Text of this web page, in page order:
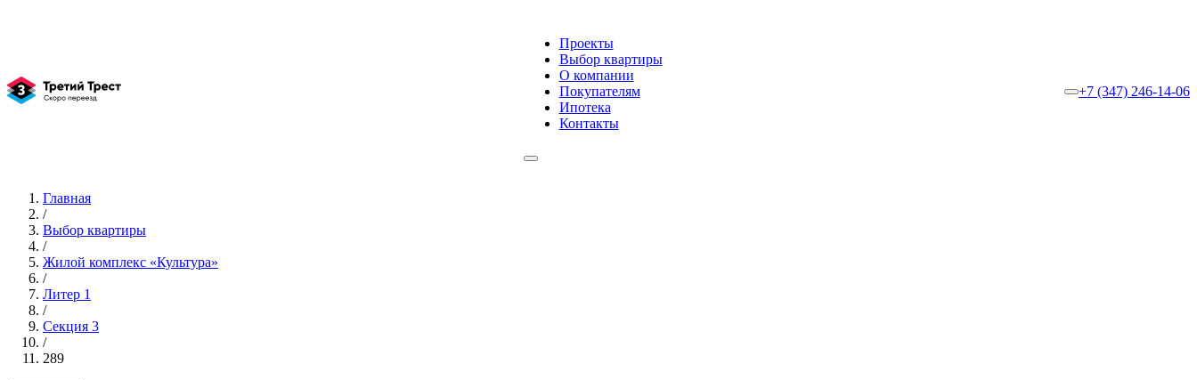
Проекты
Выбор квартиры
О компании
Покупателям
Ипотека
Контакты
+7 (347) 246-14-06
Главная
/
Выбор квартиры
/
Жилой комплекс «Культура»
/
Литер 1
/
Секция 3
/
289